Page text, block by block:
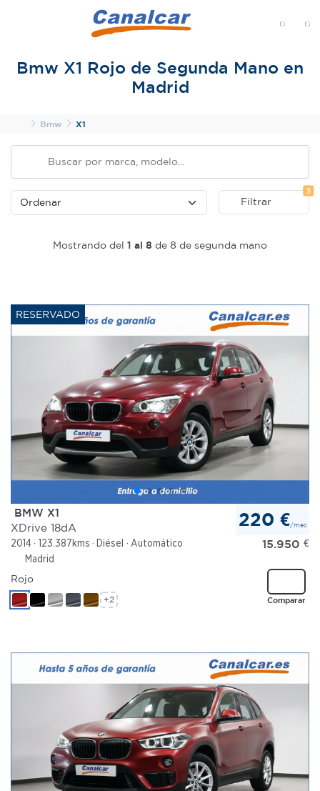
Bmw X1 Rojo de Segunda Mano en
Madrid
InicioBmw X1
Filtrar
3
Mostrando del 1 al 8 de 8 de segunda mano
BMW X1
XDrive 18dA
2014 123.387kms Diésel
Automático
Madrid
220 €/mes
15.950 €
Comparar
Rojo
+2